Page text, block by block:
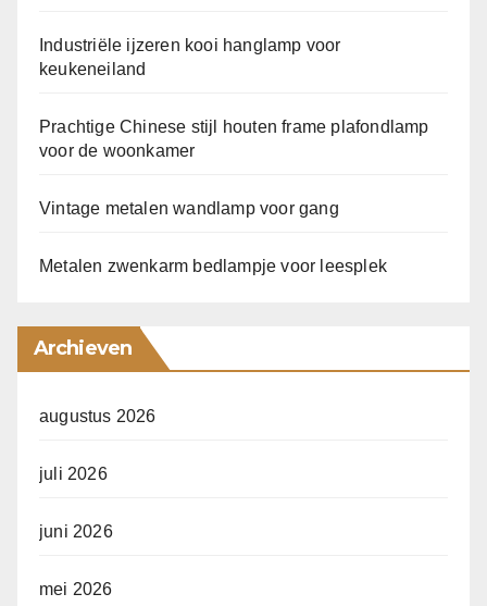
Industriële ijzeren kooi hanglamp voor
keukeneiland
Prachtige Chinese stijl houten frame plafondlamp
voor de woonkamer
Vintage metalen wandlamp voor gang
Metalen zwenkarm bedlampje voor leesplek
Archieven
augustus 2026
juli 2026
juni 2026
mei 2026